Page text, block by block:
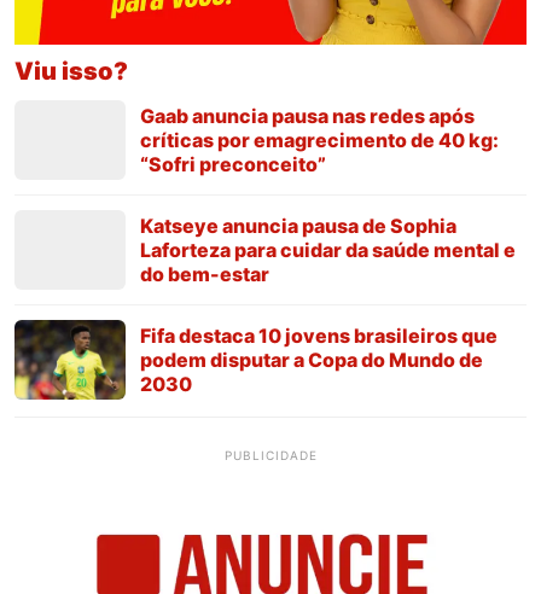
Viu isso?
Gaab anuncia pausa nas redes após
críticas por emagrecimento de 40 kg:
“Sofri preconceito”
Katseye anuncia pausa de Sophia
Laforteza para cuidar da saúde mental e
do bem-estar
Fifa destaca 10 jovens brasileiros que
podem disputar a Copa do Mundo de
2030
PUBLICIDADE